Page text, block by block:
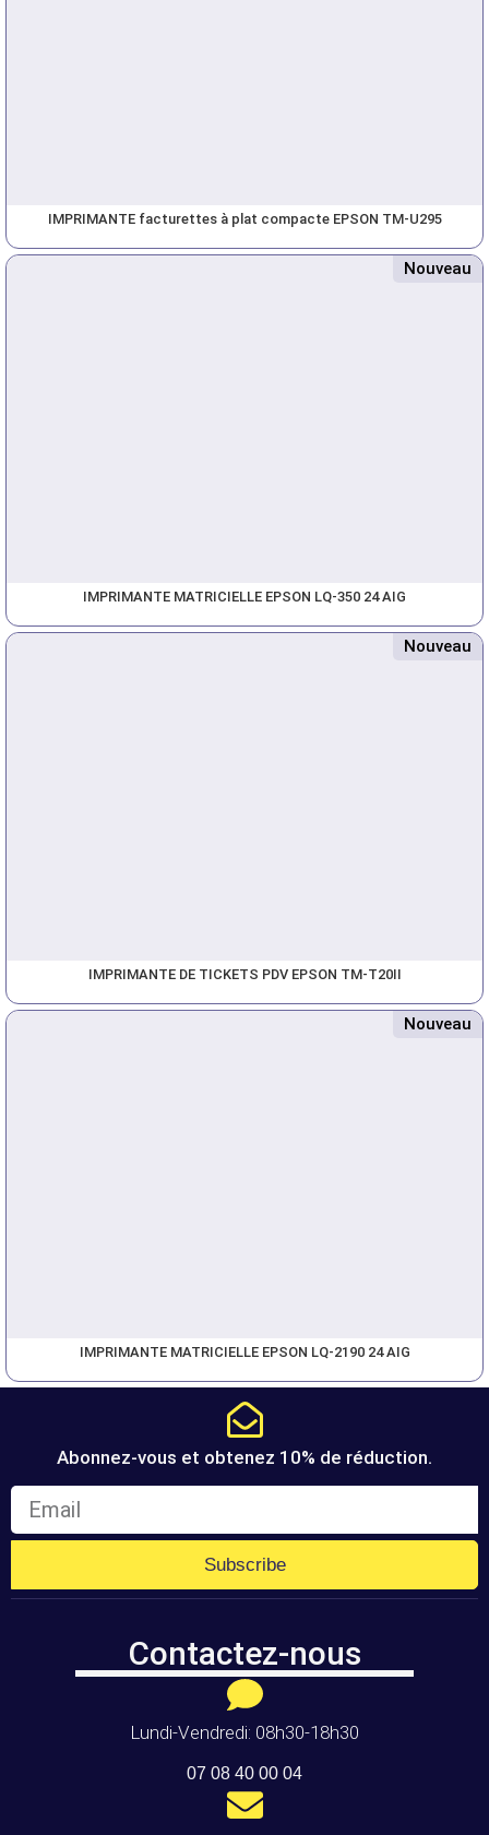
IMPRIMANTE facturettes à plat compacte EPSON TM-U295
Nouveau
IMPRIMANTE MATRICIELLE EPSON LQ-350 24 AIG
Nouveau
IMPRIMANTE DE TICKETS PDV EPSON TM-T20II
Nouveau
IMPRIMANTE MATRICIELLE EPSON LQ-2190 24 AIG
Abonnez-vous et obtenez 10% de réduction.
Subscribe
Contactez-nous
Lundi-Vendredi: 08h30-18h30
07 08 40 00 04